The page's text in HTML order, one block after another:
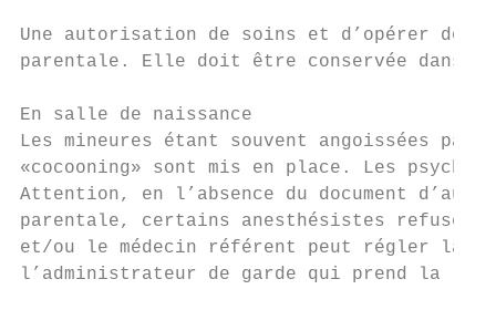
Une autorisation de soins et d’opérer
parentale. Elle doit être conservée dans
En salle de naissance
Les mineures étant souvent angoissées par
«cocooning» sont mis en place. Les
Attention, en l’absence du document
parentale, certains anesthésistes
et/ou le médecin référent peut régler
l’administrateur de garde qui prend la